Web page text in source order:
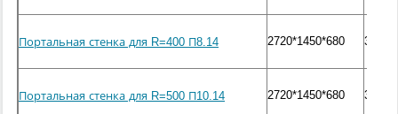
Портальная стенка для R=400 П8.14 2720*1450*680 3130
Портальная стенка для R=500 П10.14 2720*1450*680 3130